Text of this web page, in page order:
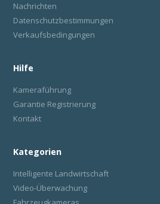
Nachrichten
Datenschutzbestimmungen
Verkaufsbedingungen
Hilfe
Kameraführung
Garantie Registrierung
Kontakt
Kategorien
Intelligente Landwirtschaft
Video-Überwachung